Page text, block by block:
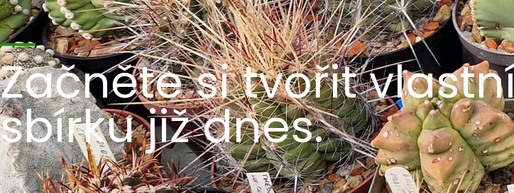
Začněte si tvořit
sbírku již dnes.